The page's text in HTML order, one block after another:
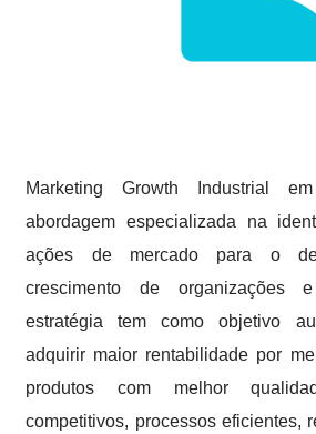
Marketing Growth Industrial
abordagem especializada na
ações de mercado para o
crescimento de organizações
estratégia tem como objetivo
adquirir maior rentabilidade por
produtos com melhor
competitivos, processos eficientes,